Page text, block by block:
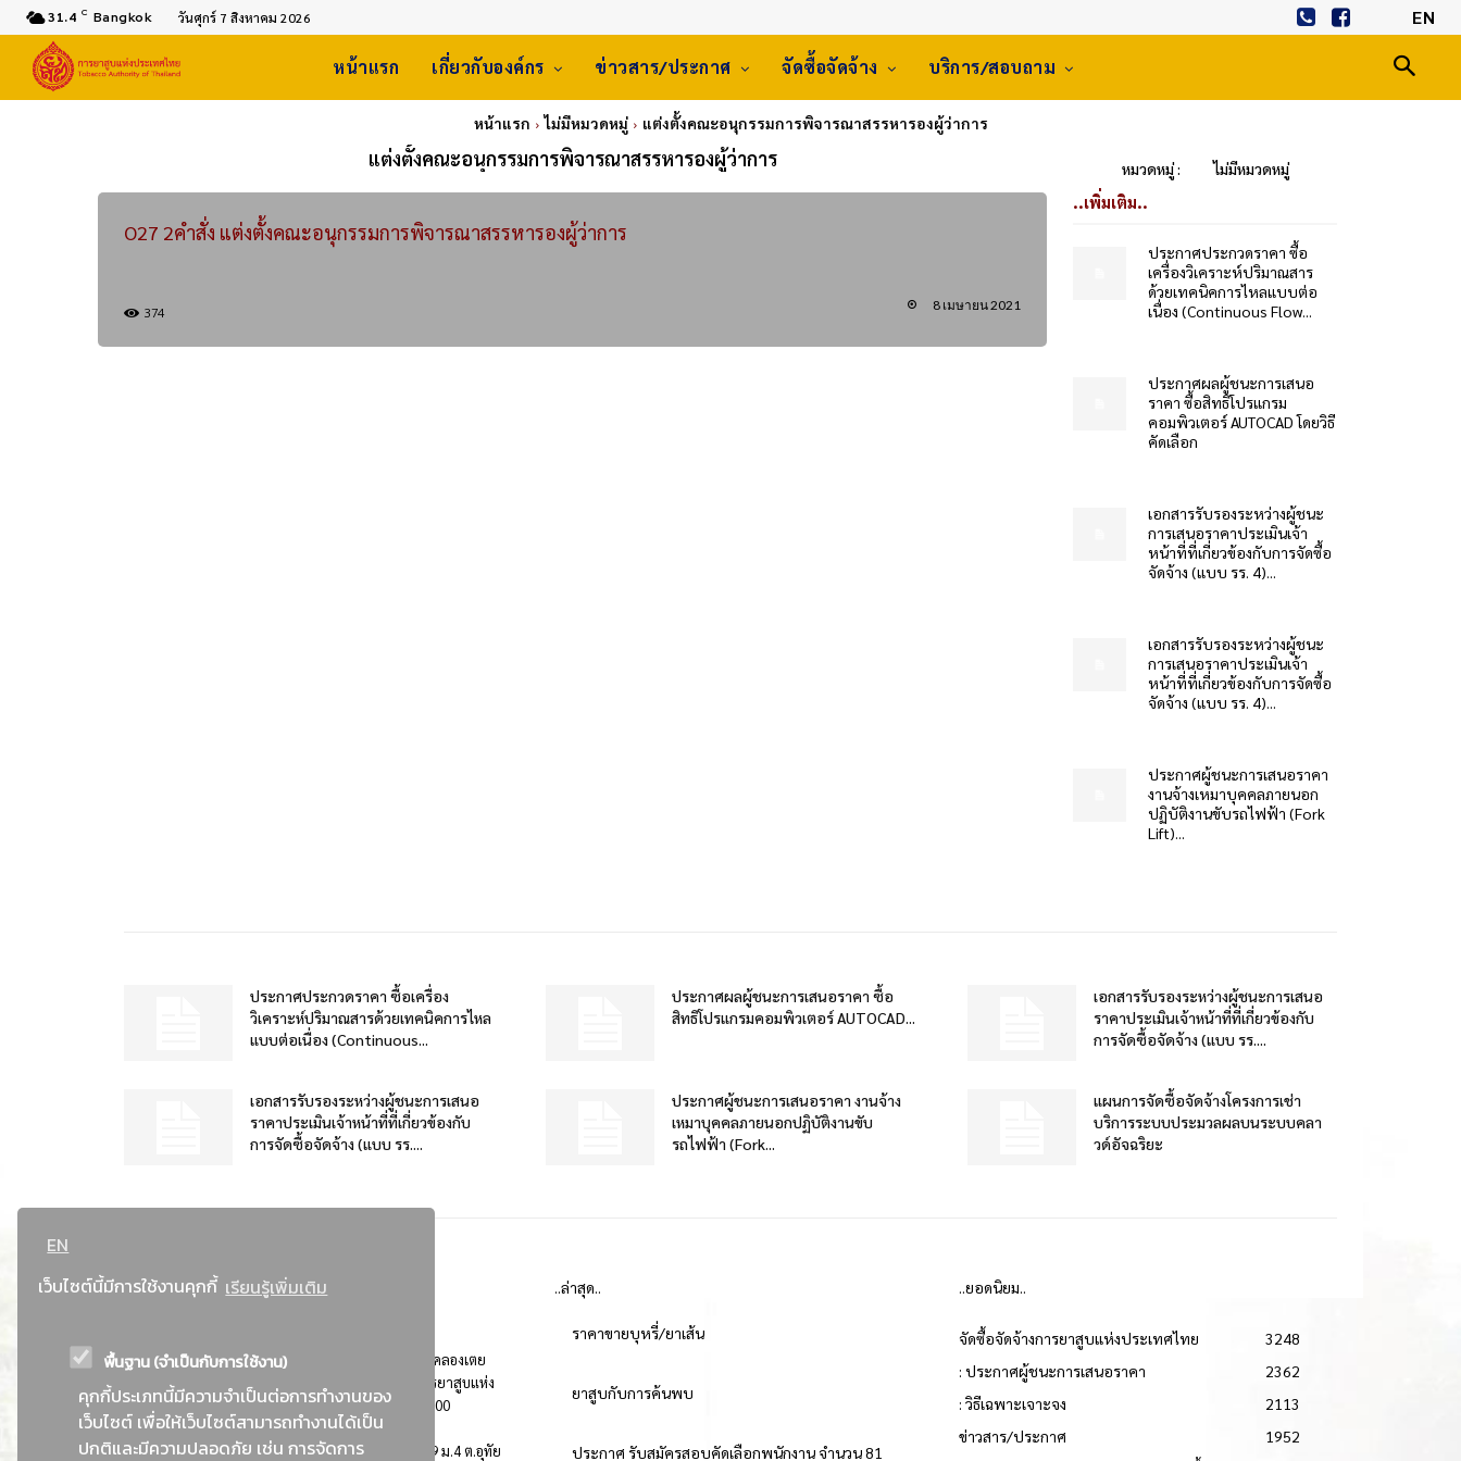
EN
เว็บไซต์นี้มีการใช้งานคุกกี้ เรียนรู้เพิ่มเติม
พื้นฐาน (จำเป็นกับการใช้งาน)
คุกกี้ประเภทนี้มีความจำเป็นต่อการทำงานของ
เว็บไซต์ เพื่อให้เว็บไซต์สามารถทำงานได้เป็น
ปกติและมีความปลอดภัย เช่น การจัดการ
31.4 C Bangkok วันศุกร์ 7 สิงหาคม 2026 EN
หน้าแรก เกี่ยวกับองค์กร ข่าวสาร/ประกาศ จัดซื้อจัดจ้าง บริการ/สอบถาม
หน้าแรก ไม่มีหมวดหมู่ แต่งตั้งคณะอนุกรรมการพิจารณาสรรหารองผู้ว่าการ
แต่งตั้งคณะอนุกรรมการพิจารณาสรรหารองผู้ว่าการ หมวดหมู่ : ไม่มีหมวดหมู่
O27 2คำสั่ง แต่งตั้งคณะอนุกรรมการพิจารณาสรรหารองผู้ว่าการ
374 8 เมษายน 2021
..เพิ่มเติม..
ประกาศประกวดราคา ซื้อ
เครื่องวิเคราะห์ปริมาณสาร
ด้วยเทคนิคการไหลแบบต่อ
เนื่อง (Continuous Flow...
ประกาศผลผู้ชนะการเสนอ
ราคา ซื้อสิทธิโปรแกรม
คอมพิวเตอร์ AUTOCAD โดยวิธี
คัดเลือก
เอกสารรับรองระหว่างผู้ชนะ
การเสนอราคาประเมินเจ้า
หน้าที่ที่เกี่ยวข้องกับการจัดซื้อ
จัดจ้าง (แบบ รร. 4)...
เอกสารรับรองระหว่างผู้ชนะ
การเสนอราคาประเมินเจ้า
หน้าที่ที่เกี่ยวข้องกับการจัดซื้อ
จัดจ้าง (แบบ รร. 4)...
ประกาศผู้ชนะการเสนอราคา
งานจ้างเหมาบุคคลภายนอก
ปฏิบัติงานขับรถไฟฟ้า (Fork
Lift)...
ประกาศประกวดราคา ซื้อเครื่อง
วิเคราะห์ปริมาณสารด้วยเทคนิคการไหล
แบบต่อเนื่อง (Continuous...
ประกาศผลผู้ชนะการเสนอราคา ซื้อ
สิทธิโปรแกรมคอมพิวเตอร์ AUTOCAD...
เอกสารรับรองระหว่างผู้ชนะการเสนอ
ราคาประเมินเจ้าหน้าที่ที่เกี่ยวข้องกับ
การจัดซื้อจัดจ้าง (แบบ รร....
เอกสารรับรองระหว่างผู้ชนะการเสนอ
ราคาประเมินเจ้าหน้าที่ที่เกี่ยวข้องกับ
การจัดซื้อจัดจ้าง (แบบ รร....
ประกาศผู้ชนะการเสนอราคา งานจ้าง
เหมาบุคคลภายนอกปฏิบัติงานขับ
รถไฟฟ้า (Fork...
แผนการจัดซื้อจัดจ้างโครงการเช่า
บริการระบบประมวลผลบนระบบคลา
วด์อัจฉริยะ
ที่อยู่ : 184 ถนนพระรามที่ 4 แขวงคลองเตย เขตคลองเตย
กรุงเทพมหานคร 10110 ติดต่อประชาสัมพันธ์ การยาสูบแห่ง
ประเทศไทย Call center โทร. 0-2229-1000
การยาสูบแห่งประเทศไทย พระนครศรีอยุธยา : 999 ม.4 ต.อุทัย
..ล่าสุด..
ราคาขายบุหรี่/ยาเส้น
ยาสูบกับการค้นพบ
ประกาศ รับสมัครสอบคัดเลือกพนักงาน จำนวน 81
..ยอดนิยม..
จัดซื้อจัดจ้างการยาสูบแห่งประเทศไทย
3248
: ประกาศผู้ชนะการเสนอราคา
2362
: วิธีเฉพาะเจาะจง
2113
ข่าวสาร/ประกาศ
1952